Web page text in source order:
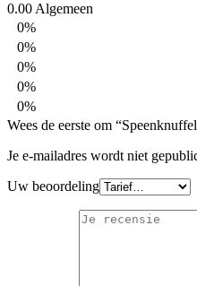
0.00 Algemeen
0%
0%
0%
0%
0%
Wees de eerste om
Je e-mailadres wordt niet
Uw beoordeling